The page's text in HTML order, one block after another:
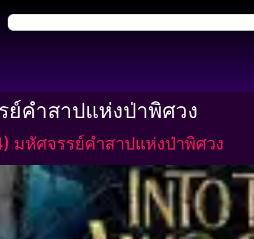
ย์คำสาปแห่งป่าพิศวง
มหัศจรรย์คำสาปแห่งป่าพิศวง